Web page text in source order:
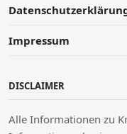
Impressum
DISCLAIMER
Alle Informationen zu